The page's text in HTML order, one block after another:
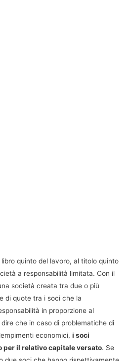
quinto del lavoro, al titolo quinto
a responsabilità limitata. Con il
società creata tra due o più
di quote tra i soci che la
in proporzione al
che in caso di problematiche di
economici, i soci
per il relativo capitale versato. Se